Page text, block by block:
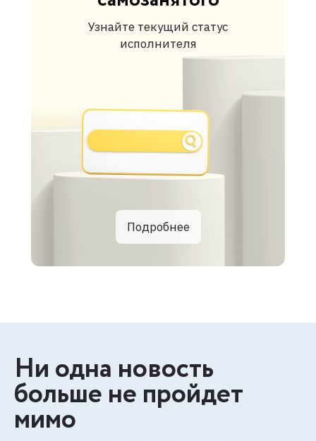
Узнайте текущий статус
исполнителя
Подробнее
Ни одна новость
больше не пройдет
мимо